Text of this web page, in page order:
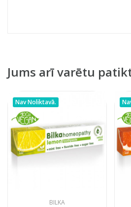
Jums arī varētu
Nav Noliktavā.
BILKA